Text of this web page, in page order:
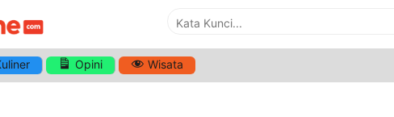
Opini Wisata
Home > Daerah